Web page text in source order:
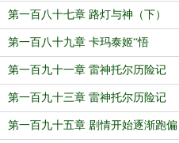
活（下）
第一百八十七章 路灯与神（下）
第一百八十九章 卡玛泰姬“悟
道”（下）
第一百九十一章 雷神托尔历险记
（上）
第一百九十三章 雷神托尔历险记
（下）
第一百九十五章 剧情开始逐渐跑偏